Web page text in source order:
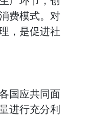
费模式。对
，是促进社
国应共同面
进行充分利